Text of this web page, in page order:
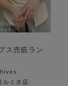
ス売筋ラン
ルミネ店